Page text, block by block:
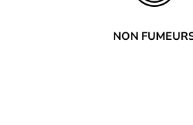
NON